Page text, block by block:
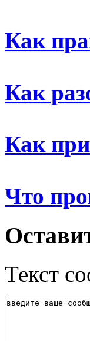
Как
Как
Как
Что
Текст